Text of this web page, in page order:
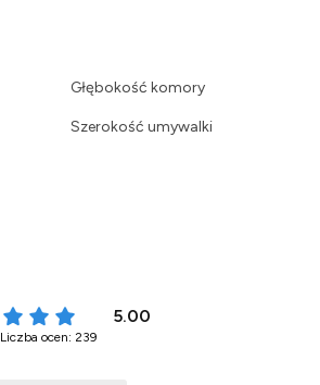
Głębokość komory
Szerokość umywalki
5.00
Liczba ocen: 239